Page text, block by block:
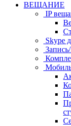
ВЕЩАНИЕ
IP
Skype